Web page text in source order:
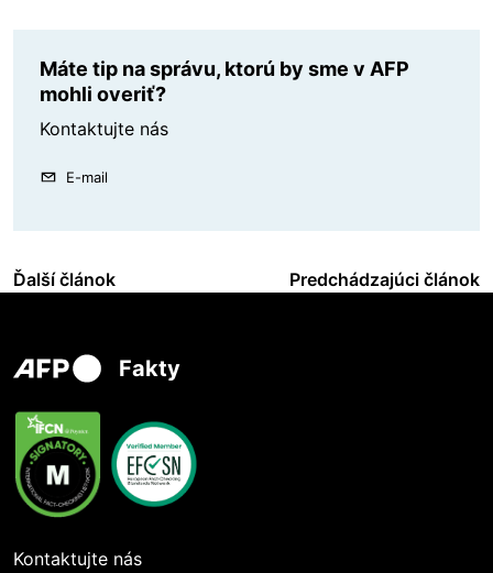
Máte tip na správu, ktorú by sme v AFP
mohli overiť?
Kontaktujte nás
E-mail
Ďalší článok Predchádzajúci článok
Fakty
Kontaktujte nás